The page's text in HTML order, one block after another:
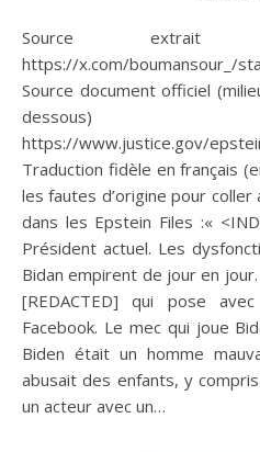
Source extrait sur X :
https://x.com/boumansour_/
Source document officiel
https://www.justice.gov/
Traduction fidèle en français
les fautes d’origine pour
dans les Epstein Files :«
Président actuel. Les
Bidan empirent de jour en
[REDACTED] qui pose
Facebook. Le mec qui joue
Biden était un homme
abusait des enfants, y
un acteur avec un…